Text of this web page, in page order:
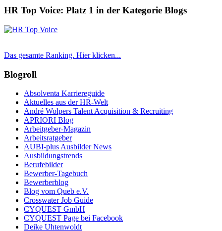
HR Top Voice: Platz 1 in der Kategorie Blogs
Das gesamte Ranking. Hier klicken...
Blogroll
Absolventa Karriereguide
Aktuelles aus der HR-Welt
André Wolpers Talent Acquisition & Recruiting
APRIORI Blog
Arbeitgeber-Magazin
Arbeitsratgeber
AUBI-plus Ausbilder News
Ausbildungstrends
Berufebilder
Bewerber-Tagebuch
Bewerberblog
Blog vom Queb e.V.
Crosswater Job Guide
CYQUEST GmbH
CYQUEST Page bei Facebook
Deike Uhtenwoldt